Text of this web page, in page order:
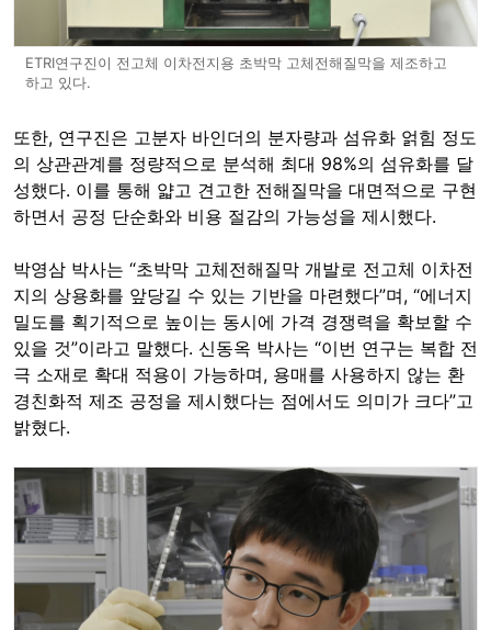
ETRI연구진이 전고체 이차전지용 초박막 고체전해질막을 제조하고
하고 있다.
또한, 연구진은 고분자 바인더의 분자량과 섬유화 얽힘 정도
의 상관관계를 정량적으로 분석해 최대 98%의 섬유화를 달
성했다. 이를 통해 얇고 견고한 전해질막을 대면적으로 구현
하면서 공정 단순화와 비용 절감의 가능성을 제시했다.
박영삼 박사는 “초박막 고체전해질막 개발로 전고체 이차전
지의 상용화를 앞당길 수 있는 기반을 마련했다”며, “에너지
밀도를 획기적으로 높이는 동시에 가격 경쟁력을 확보할 수
있을 것”이라고 말했다. 신동옥 박사는 “이번 연구는 복합 전
극 소재로 확대 적용이 가능하며, 용매를 사용하지 않는 환
경친화적 제조 공정을 제시했다는 점에서도 의미가 크다”고
밝혔다.